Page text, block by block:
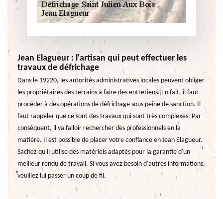
Jean Elagueur : l'artisan qui peut effectuer les
travaux de défrichage
Dans le 19220, les autorités administratives locales peuvent obliger
les propriétaires des terrains à faire des entretiens. En fait, il faut
procéder à des opérations de défrichage sous peine de sanction. Il
faut rappeler que ce sont des travaux qui sont très complexes. Par
conséquent, il va falloir rechercher des professionnels en la
matière. Il est possible de placer votre confiance en Jean Elagueur.
Sachez qu'il utilise des matériels adaptés pour la garantie d'un
meilleur rendu de travail. Si vous avez besoin d'autres informations,
veuillez lui passer un coup de fil.